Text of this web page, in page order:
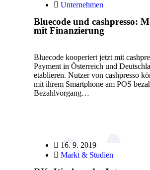
Unternehmen
Bluecode und cashpresso:
mit Finanzierung
Bluecode kooperiert jetzt mit
Payment in Österreich und
etablieren. Nutzer von cashpresso
mit ihrem Smartphone am POS
Bezahlvorgang…
16. 9. 2019
Markt & Studien